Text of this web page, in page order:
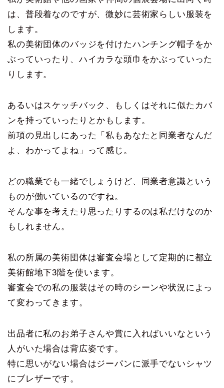
は、普段着なのですが、微妙に芸術家らしい服装を
します。
私の美術団体のバッジを付けたハンチング帽子をか
ぶっていったり、ハイカラな頭巾をかぶっていった
りします。
あるいはスケッチバック、もしくはそれに似たカバ
ンを持っていったりとかもします。
前項の見出しにあった「私もあなたと同業者なんだ
よ、わかってよね」って感じ。
どの職業でも一緒でしょうけど、同業者意識という
ものが働いているのですね。
そんな事を考えたり思ったりするのは私だけなのか
もしれません。
私の所属の美術団体は審査会場として定期的に都立
美術館地下3階を使います。
審査会での私の服装はその時のシーンや状況によっ
て変わってきます。
出品者に私のお弟子さんや賞に入ればいいなという
人がいた場合は背広姿です。
特に思いがない場合はジーパンに派手でないシャツ
にブレザーです。